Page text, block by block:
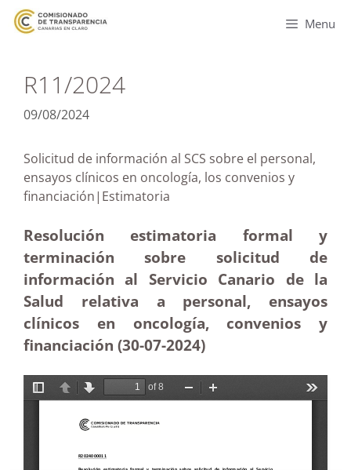
Menu
R11/2024
09/08/2024
Solicitud de información al SCS sobre el personal,
ensayos clínicos en oncología, los convenios y
financiación|Estimatoria
Resolución estimatoria formal y
terminación sobre solicitud de
información al Servicio Canario de la
Salud relativa a personal, ensayos
clínicos en oncología, convenios y
financiación (30-07-2024)